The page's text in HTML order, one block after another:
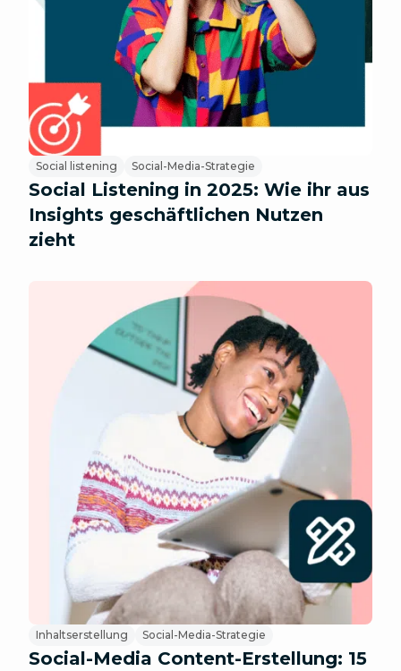
Social listening Social-Media-Strategie
Social Listening in 2025: Wie ihr aus
Insights geschäftlichen Nutzen
zieht
Inhaltserstellung Social-Media-Strategie
Social-Media Content-Erstellung: 15